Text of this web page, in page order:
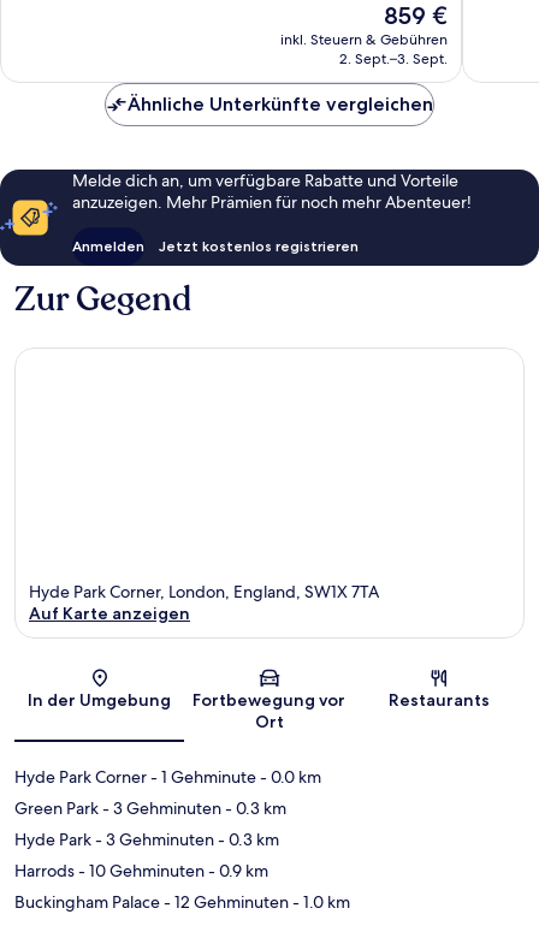
Der
Preis
beträgt
859 €
inkl. Steuern & Gebühren
2. Sept.–3. Sept.
Ähnliche Unterkünfte vergleichen
Melde dich an, um verfügbare Rabatte und Vorteile
anzuzeigen. Mehr Prämien für noch mehr Abenteuer!
Anmelden Jetzt kostenlos registrieren
Zur Gegend
Karte
Hyde Park Corner, London, England, SW1X 7TA
Auf Karte anzeigen
In der Umgebung
Fortbewegung vor
Ort
Restaurants
Hyde Park Corner- 1 Gehminute- 0.0 km
Green Park- 3 Gehminuten- 0.3 km
Hyde Park- 3 Gehminuten- 0.3 km
Harrods- 10 Gehminuten- 0.9 km
Buckingham Palace- 12 Gehminuten- 1.0 km